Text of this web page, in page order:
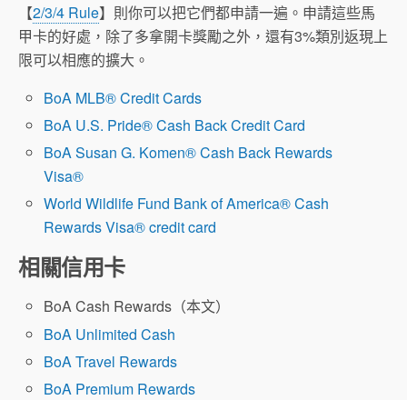
【2/3/4 Rule】則你可以把它們都申請一遍。申請這些馬
甲卡的好處，除了多拿開卡獎勵之外，還有3%類別返現上
限可以相應的擴大。
BoA MLB® Credit Cards
BoA U.S. Pride® Cash Back Credit Card
BoA Susan G. Komen® Cash Back Rewards
Visa®
World Wildlife Fund Bank of America® Cash
Rewards Visa® credit card
相關信用卡
BoA Cash Rewards（本文）
BoA Unlimited Cash
BoA Travel Rewards
BoA Premium Rewards